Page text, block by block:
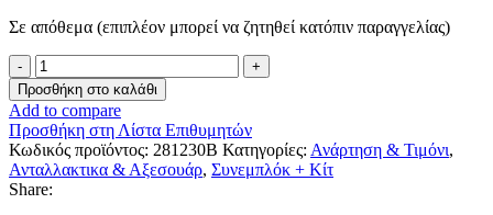
Σε απόθεμα (επιπλέον μπορεί να ζητηθεί κατόπιν παραγγελίας)
Anti
roll
bar
link
bush
ποσότητα
Προσθήκη στο καλάθι
Add to compare
Προσθήκη στη Λίστα Επιθυμητών
Κωδικός προϊόντος: 281230B Κατηγορίες: Ανάρτηση & Τιμόνι,
Ανταλλακτικα & Αξεσουάρ, Συνεμπλόκ + Κίτ
Share: